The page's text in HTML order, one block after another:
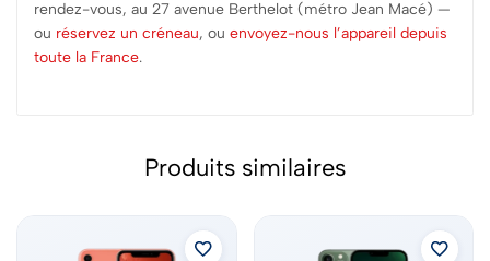
rendez-vous, au 27 avenue Berthelot (métro Jean Macé) —
ou réservez un créneau, ou envoyez-nous l’appareil depuis
toute la France.
Produits similaires